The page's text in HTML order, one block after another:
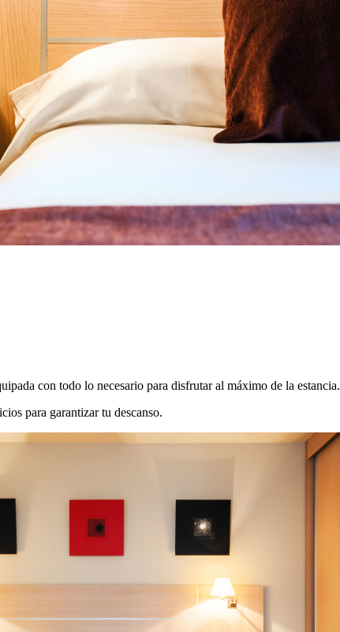
con todo lo necesario para disfrutar al máximo de la estancia.
para garantizar tu descanso.